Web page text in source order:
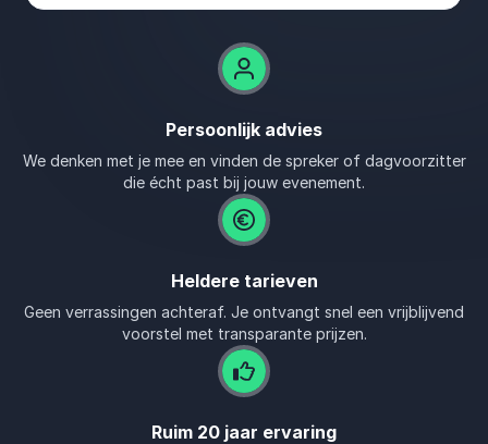
Persoonlijk advies
We denken met je mee en vinden de spreker of dagvoorzitter
die écht past bij jouw evenement.
Heldere tarieven
Geen verrassingen achteraf. Je ontvangt snel een vrijblijvend
voorstel met transparante prijzen.
Ruim 20 jaar ervaring